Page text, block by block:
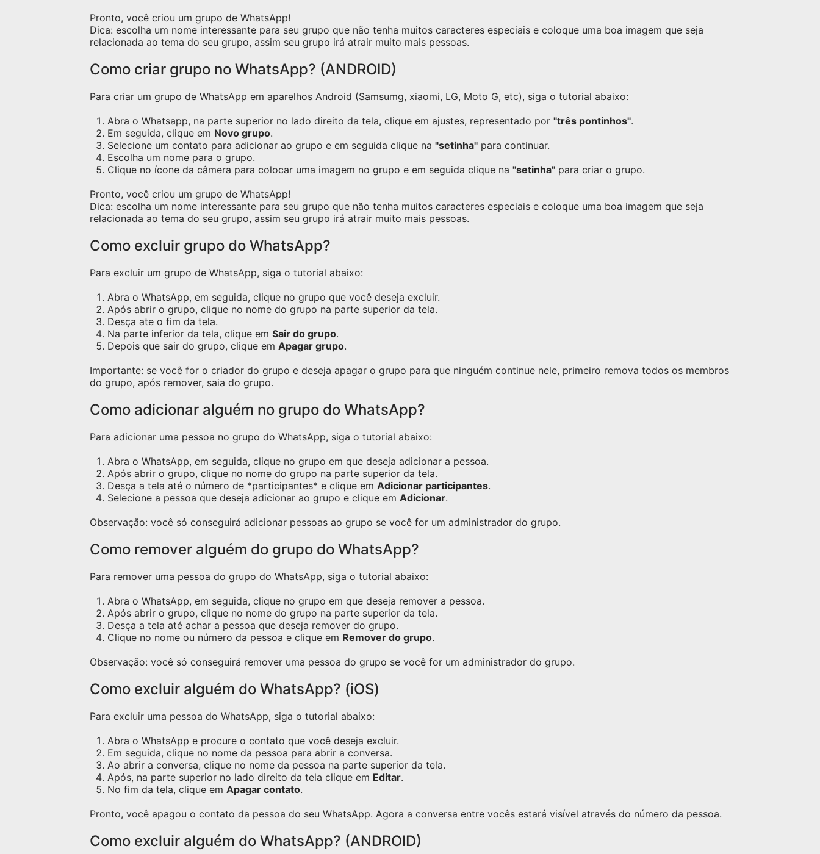
Pronto, você criou um grupo de WhatsApp!
Dica: escolha um nome interessante para seu grupo que não tenha muitos caracteres especiais e coloque uma boa imagem que seja
relacionada ao tema do seu grupo, assim seu grupo irá atrair muito mais pessoas.
Como criar grupo no WhatsApp? (ANDROID)
Para criar um grupo de WhatsApp em aparelhos Android (Samsumg, xiaomi, LG, Moto G, etc), siga o tutorial abaixo:
Abra o Whatsapp, na parte superior no lado direito da tela, clique em ajustes, representado por "três pontinhos".
Em seguida, clique em Novo grupo.
Selecione um contato para adicionar ao grupo e em seguida clique na "setinha" para continuar.
Escolha um nome para o grupo.
Clique no ícone da câmera para colocar uma imagem no grupo e em seguida clique na "setinha" para criar o grupo.
Pronto, você criou um grupo de WhatsApp!
Dica: escolha um nome interessante para seu grupo que não tenha muitos caracteres especiais e coloque uma boa imagem que seja
relacionada ao tema do seu grupo, assim seu grupo irá atrair muito mais pessoas.
Como excluir grupo do WhatsApp?
Para excluir um grupo de WhatsApp, siga o tutorial abaixo:
Abra o WhatsApp, em seguida, clique no grupo que você deseja excluir.
Após abrir o grupo, clique no nome do grupo na parte superior da tela.
Desça ate o fim da tela.
Na parte inferior da tela, clique em Sair do grupo.
Depois que sair do grupo, clique em Apagar grupo.
Importante: se você for o criador do grupo e deseja apagar o grupo para que ninguém continue nele, primeiro remova todos os membros
do grupo, após remover, saia do grupo.
Como adicionar alguém no grupo do WhatsApp?
Para adicionar uma pessoa no grupo do WhatsApp, siga o tutorial abaixo:
Abra o WhatsApp, em seguida, clique no grupo em que deseja adicionar a pessoa.
Após abrir o grupo, clique no nome do grupo na parte superior da tela.
Desça a tela até o número de *participantes* e clique em Adicionar participantes.
Selecione a pessoa que deseja adicionar ao grupo e clique em Adicionar.
Observação: você só conseguirá adicionar pessoas ao grupo se você for um administrador do grupo.
Como remover alguém do grupo do WhatsApp?
Para remover uma pessoa do grupo do WhatsApp, siga o tutorial abaixo:
Abra o WhatsApp, em seguida, clique no grupo em que deseja remover a pessoa.
Após abrir o grupo, clique no nome do grupo na parte superior da tela.
Desça a tela até achar a pessoa que deseja remover do grupo.
Clique no nome ou número da pessoa e clique em Remover do grupo.
Observação: você só conseguirá remover uma pessoa do grupo se você for um administrador do grupo.
Como excluir alguém do WhatsApp? (iOS)
Para excluir uma pessoa do WhatsApp, siga o tutorial abaixo:
Abra o WhatsApp e procure o contato que você deseja excluir.
Em seguida, clique no nome da pessoa para abrir a conversa.
Ao abrir a conversa, clique no nome da pessoa na parte superior da tela.
Após, na parte superior no lado direito da tela clique em Editar.
No fim da tela, clique em Apagar contato.
Pronto, você apagou o contato da pessoa do seu WhatsApp. Agora a conversa entre vocês estará visível através do número da pessoa.
Como excluir alguém do WhatsApp? (ANDROID)